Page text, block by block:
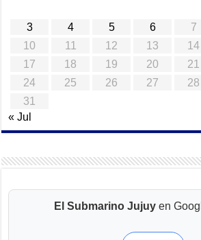
3
4 5 6 7
10
11 12 13 14
17
18 19 20 21
24
25 26 27 28
31
« Jul
El Submarino Jujuy en